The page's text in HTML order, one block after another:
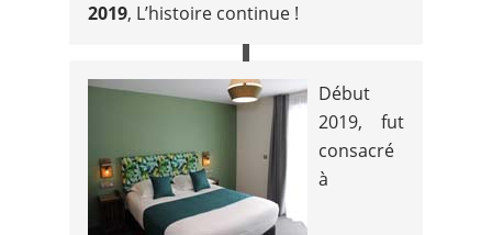
2019, L’histoire continue !
Début
2019, fut
consacré
à